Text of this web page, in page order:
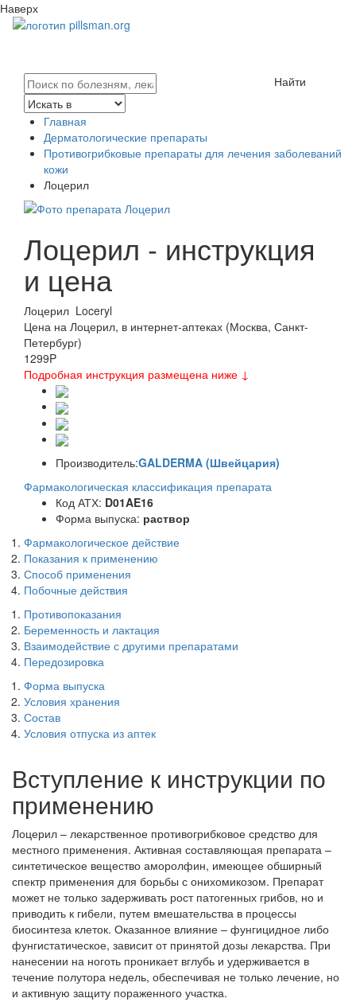
Наверх
Найти
Главная
Дерматологические препараты
Противогрибковые препараты для лечения заболеваний
кожи
Лоцерил
Лоцерил - инструкция
и цена
Лоцерил Loceryl
Цена на Лоцерил, в интернет-аптеках (Москва, Санкт-
Петербург)
1299P
Подробная инструкция размещена ниже ↓
Производитель:GALDERMA (Швейцария)
Фармакологическая классификация препарата
Код АТХ: D01AE16
Форма выпуска: раствор
Фармакологическое действие
Показания к применению
Способ применения
Побочные действия
Противопоказания
Беременность и лактация
Взаимодействие с другими препаратами
Передозировка
Форма выпуска
Условия хранения
Состав
Условия отпуска из аптек
Вступление к инструкции по
применению
Лоцерил – лекарственное противогрибковое средство для
местного применения. Активная составляющая препарата –
синтетическое вещество аморолфин, имеющее обширный
спектр применения для борьбы с онихомикозом. Препарат
может не только задерживать рост патогенных грибов, но и
приводить к гибели, путем вмешательства в процессы
биосинтеза клеток. Оказанное влияние – фунгицидное либо
фунгистатическое, зависит от принятой дозы лекарства. При
нанесении на ноготь проникает вглубь и удерживается в
течение полутора недель, обеспечивая не только лечение, но
и активную защиту пораженного участка.